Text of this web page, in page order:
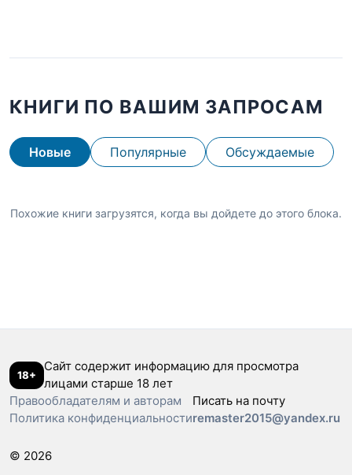
КНИГИ ПО ВАШИМ ЗАПРОСАМ
Новые Популярные Обсуждаемые
Похожие книги загрузятся, когда вы дойдете до этого блока.
18+
Сайт содержит информацию для просмотра
лицами старше 18 лет
Правообладателям и авторам
Политика конфиденциальности
Писать на почту
remaster2015@yandex.ru
© 2026